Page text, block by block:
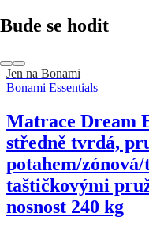
Bude se hodit
Jen na Bonami
Bonami Essentials
Matrace Dream
středně tvrdá,
potahem/
taštičkovými
nosnost 240 kg